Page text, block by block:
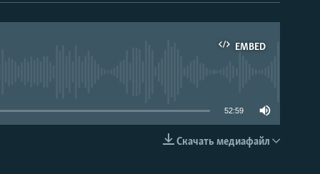
EMBED
EMBED
52:59
Скачать медиафайл